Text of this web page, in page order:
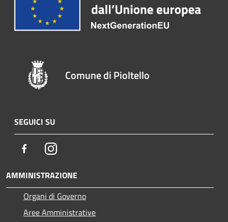
Comune di Pioltello
SEGUICI SU
FacebookInstagram
AMMINISTRAZIONE
Organi di Governo
Aree Amministrative